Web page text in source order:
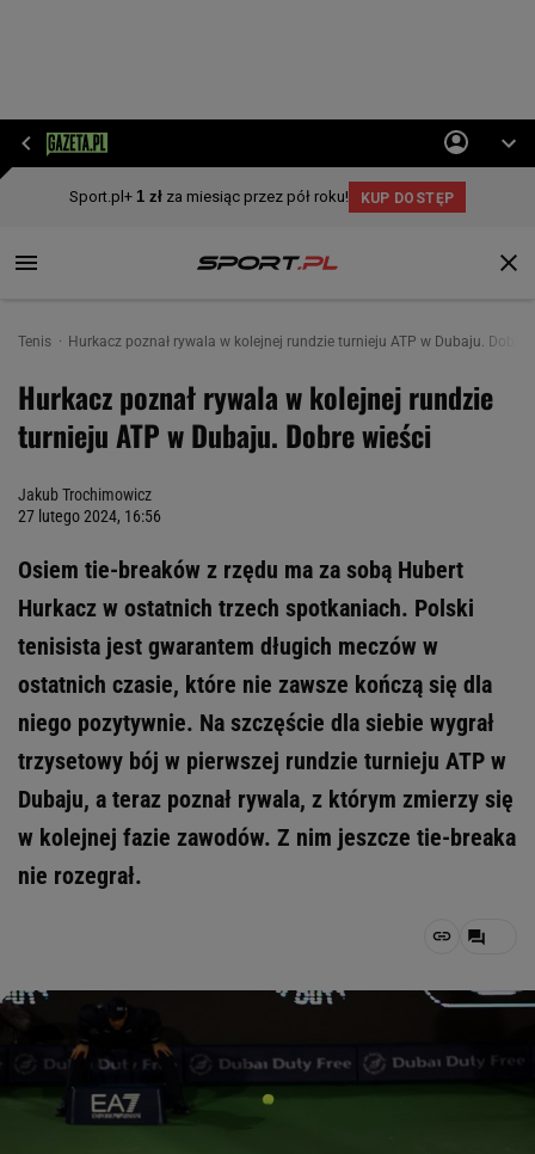
Tenis Hurkacz poznał rywala w kolejnej rundzie turnieju ATP w Dubaju. Dobre
Hurkacz poznał rywala w kolejnej rundzie
turnieju ATP w Dubaju. Dobre wieści
Jakub Trochimowicz
27 lutego 2024, 16:56
Osiem tie-breaków z rzędu ma za sobą Hubert
Hurkacz w ostatnich trzech spotkaniach. Polski
tenisista jest gwarantem długich meczów w
ostatnich czasie, które nie zawsze kończą się dla
niego pozytywnie. Na szczęście dla siebie wygrał
trzysetowy bój w pierwszej rundzie turnieju ATP w
Dubaju, a teraz poznał rywala, z którym zmierzy się
w kolejnej fazie zawodów. Z nim jeszcze tie-breaka
nie rozegrał.